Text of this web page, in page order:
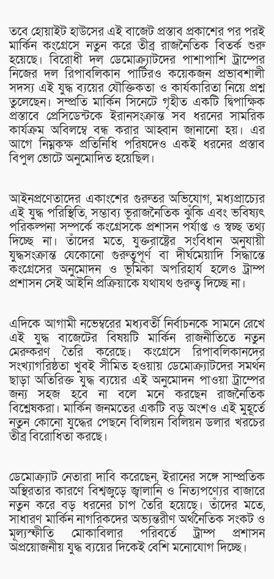
তবে হোয়াইট হাউসের এই বাজেট প্রস্তাব প্রকাশের পর পরই
মার্কিন কংগ্রেসে নতুন করে তীব্র রাজনৈতিক বিতর্ক শুরু
হয়েছে। বিরোধী দল ডেমোক্র্যাটদের পাশাপাশি ট্রাম্পের
নিজের দল রিপাবলিকান পার্টিরও কয়েকজন প্রভাবশালী
সদস্য এই যুদ্ধ ব্যয়ের যৌক্তিকতা ও কার্যকারিতা নিয়ে প্রশ্ন
তুলেছেন। সম্প্রতি মার্কিন সিনেটে গৃহীত একটি দ্বিপাক্ষিক
প্রস্তাবে প্রেসিডেন্টকে ইরানসংক্রান্ত সব ধরনের সামরিক
কার্যক্রম অবিলম্বে বন্ধ করার আহ্বান জানানো হয়। এর
আগে নিম্নকক্ষ প্রতিনিধি পরিষদেও একই ধরনের প্রস্তাব
বিপুল ভোটে অনুমোদিত হয়েছিল।
আইনপ্রণেতাদের একাংশের গুরুতর অভিযোগ, মধ্যপ্রাচ্যের
এই যুদ্ধ পরিস্থিতি, সম্ভাব্য ভূরাজনৈতিক ঝুঁকি এবং ভবিষ্যৎ
পরিকল্পনা সম্পর্কে কংগ্রেসকে প্রশাসন পর্যাপ্ত ও স্বচ্ছ তথ্য
দিচ্ছে না। তাঁদের মতে, যুক্তরাষ্ট্রের সংবিধান অনুযায়ী
যুদ্ধসংক্রান্ত যেকোনো গুরুত্বপূর্ণ বা দীর্ঘমেয়াদি সিদ্ধান্তে
কংগ্রেসের অনুমোদন ও ভূমিকা অপরিহার্য হলেও ট্রাম্প
প্রশাসন সেই আইনি প্রক্রিয়াকে যথাযথ গুরুত্ব দিচ্ছে না।
এদিকে আগামী নভেম্বরের মধ্যবর্তী নির্বাচনকে সামনে রেখে
এই যুদ্ধ বাজেটের বিষয়টি মার্কিন রাজনীতিতে নতুন
মেরুকরণ তৈরি করেছে। কংগ্রেসে রিপাবলিকানদের
সংখ্যাগরিষ্ঠতা খুবই সীমিত হওয়ায় ডেমোক্র্যাটদের সমর্থন
ছাড়া অতিরিক্ত যুদ্ধ ব্যয়ের এই অনুমোদন পাওয়া ট্রাম্পের
জন্য সহজ হবে না বলে মনে করছেন রাজনৈতিক
বিশ্লেষকরা। মার্কিন জনমতের একটি বড় অংশও এই মুহূর্তে
নতুন কোনো যুদ্ধের পেছনে বিলিয়ন বিলিয়ন ডলার খরচের
তীব্র বিরোধিতা করছে।
ডেমোক্র্যাট নেতারা দাবি করেছেন, ইরানের সঙ্গে সাম্প্রতিক
অস্থিরতার কারণে বিশ্বজুড়ে জ্বালানি ও নিত্যপণ্যের বাজারে
নতুন করে বড় ধরনের চাপ তৈরি হয়েছে। তাঁদের মতে,
সাধারণ মার্কিন নাগরিকদের অভ্যন্তরীণ অর্থনৈতিক সংকট ও
মূল্যস্ফীতি মোকাবিলার পরিবর্তে ট্রাম্প প্রশাসন
অপ্রয়োজনীয় যুদ্ধ ব্যয়ের দিকেই বেশি মনোযোগ দিচ্ছে।